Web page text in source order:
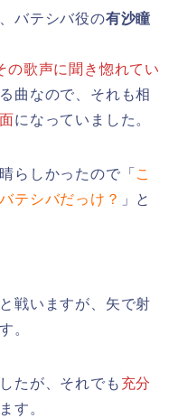
バテシバ役の有沙瞳
の歌声に聞き惚れてい
曲なので、それも相
になっていました。
らしかったので「 こ
テシバだっけ？
」と
戦いますが、矢で射
。
たが、それでも 充分
す。